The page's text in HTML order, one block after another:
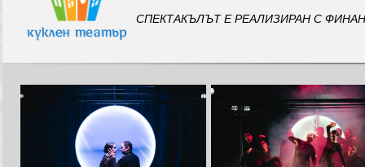
СПЕКТАКЪЛЪТ Е РЕАЛИЗИРАН С